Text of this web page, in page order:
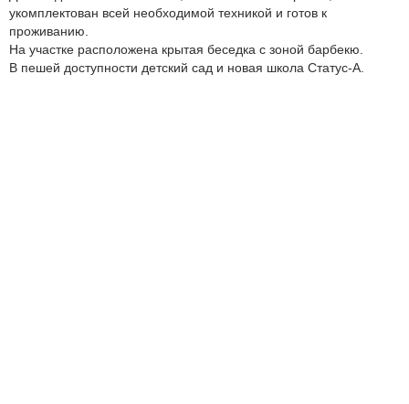
укомплектован всей необходимой техникой и готов к
проживанию.
На участке расположена крытая беседка с зоной барбекю.
В пешей доступности детский сад и новая школа Статус-А.